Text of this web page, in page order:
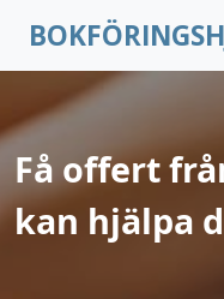
Få offert
kan hjälpa